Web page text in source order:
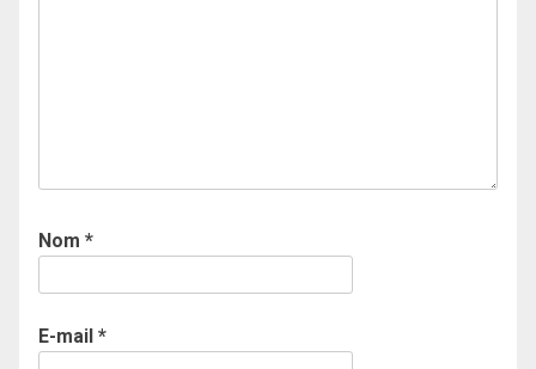
Nom *
E-mail *